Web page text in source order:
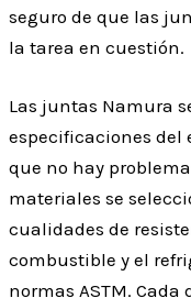
seguro de que las
la tarea en cuestión.
Las juntas Namura
especificaciones
que no hay
materiales se
cualidades de
combustible y el
normas ASTM.